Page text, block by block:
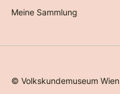
Meine Sammlung
©Volkskundemuseum Wien